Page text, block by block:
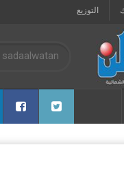
التوزيع